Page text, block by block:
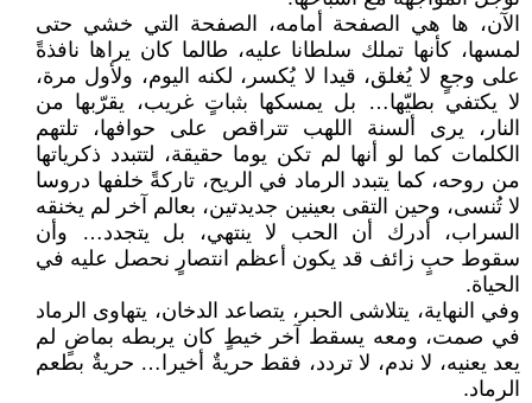
الآن، ها هي الصفحة أمامه، الصفحة التي خشي حتى
لمسها، كأنها تملك سلطانا عليه، طالما كان يراها نافذةً
على وجعٍ لا يُغلق، قيدا لا يُكسر، لكنه اليوم، ولأول مرة،
لا يكتفي بطيّها… بل يمسكها بثباتٍ غريب، يقرّبها من
النار، يرى ألسنة اللهب تتراقص على حوافها، تلتهم
الكلمات كما لو أنها لم تكن يوما حقيقة، لتتبدد ذكرياتها
من روحه، كما يتبدد الرماد في الريح، تاركةً خلفها دروسا
لا تُنسى، وحين التقى بعينين جديدتين، بعالم آخر لم يخنقه
السراب، أدرك أن الحب لا ينتهي، بل يتجدد… وأن
سقوط حبٍ زائف قد يكون أعظم انتصارٍ نحصل عليه في
الحياة.
وفي النهاية، يتلاشى الحبر، يتصاعد الدخان، يتهاوى الرماد
في صمت، ومعه يسقط آخر خيطٍ كان يربطه بماضٍ لم
يعد يعنيه، لا ندم، لا تردد، فقط حريةٌ أخيرا… حريةٌ بطعم
الرماد.